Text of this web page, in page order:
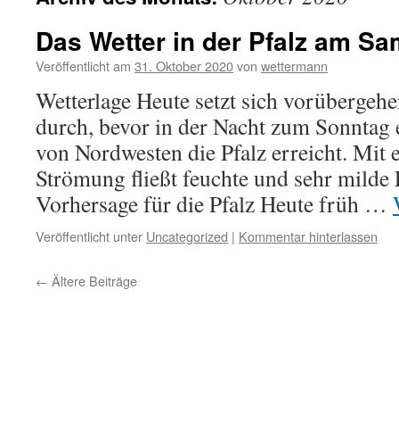
Das Wetter in der Pfalz am
Veröffentlicht am 31. Oktober 2020von wettermann
Wetterlage Heute setzt sich
durch, bevor in der Nacht zum
von Nordwesten die Pfalz erreicht. Mit
Strömung fließt feuchte und sehr
Vorhersage für die Pfalz Heute früh …
Veröffentlicht unter Uncategorized | Kommentar hinterlassen
← Ältere Beiträge